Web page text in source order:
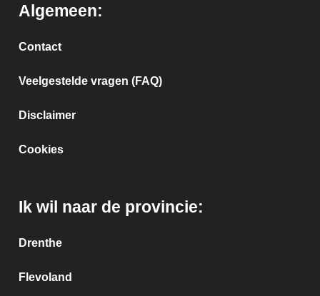
Algemeen:
Contact
Veelgestelde vragen (FAQ)
Disclaimer
Cookies
Ik wil naar de provincie:
Drenthe
Flevoland